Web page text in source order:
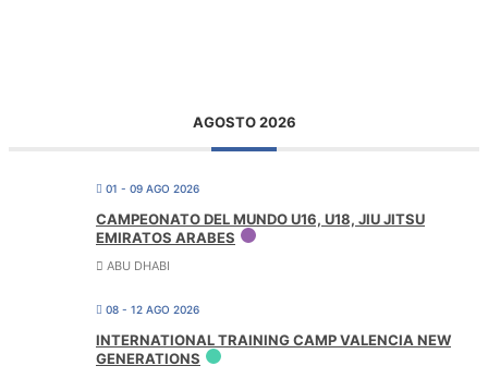
AGOSTO 2026
01 - 09 AGO 2026
CAMPEONATO DEL MUNDO U16, U18, JIU JITSU
EMIRATOS ARABES
ABU DHABI
08 - 12 AGO 2026
INTERNATIONAL TRAINING CAMP VALENCIA NEW
GENERATIONS